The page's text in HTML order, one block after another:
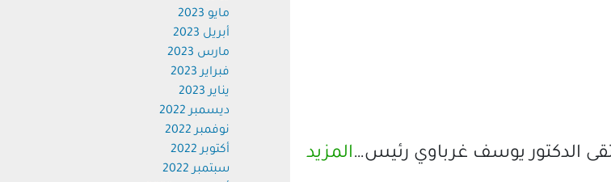
المزيد
مايو 2023
أبريل 2023
مارس 2023
فبراير 2023
يناير 2023
ديسمبر 2022
نوفمبر 2022
أكتوبر 2022
سبتمبر 2022